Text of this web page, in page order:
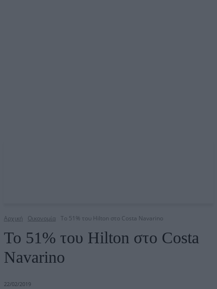
Αρχική Οικονομία Το 51% του Hilton στο Costa Navarino
Το 51% του Hilton στο Costa
Navarino
22/02/2019